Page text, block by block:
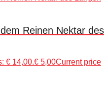
Reinen Nektar des
€ 14,00.€ 5,00Current price